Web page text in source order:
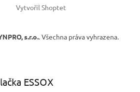
Vytvořil Shoptet
s.r.o.. Všechna práva vyhrazena.
ESSOX